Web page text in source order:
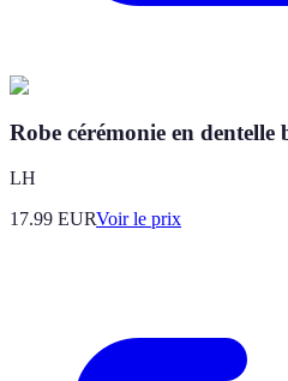
Robe cérémonie en dentelle
LH
17.99 EURVoir le prix